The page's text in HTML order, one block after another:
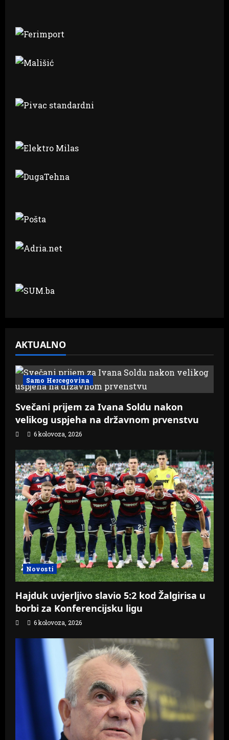
AKTUALNO
Samo Hercegovina
Svečani prijem za Ivana Soldu nakon
velikog uspjeha na državnom prvenstvu
6 kolovoza, 2026
Novosti
Hajduk uvjerljivo slavio 5:2 kod Žalgirisa u
borbi za Konferencijsku ligu
6 kolovoza, 2026